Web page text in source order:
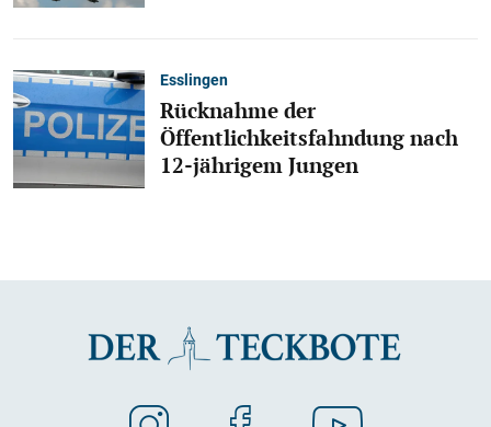
Esslingen
Rücknahme der
Öffentlichkeitsfahndung nach
12-jährigem Jungen